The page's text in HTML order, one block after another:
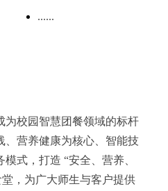
......
为校园智慧团餐领域的标杆
、营养健康为核心、智能技
式，打造 “安全、营养、
，为广大师生与客户提供